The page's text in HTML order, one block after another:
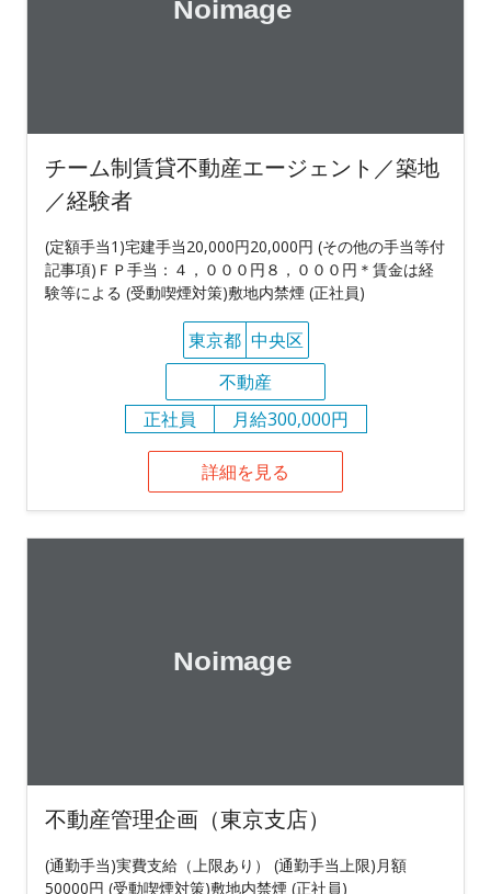
チーム制賃貸不動産エージェント／築地
／経験者
(定額手当1)宅建手当20,000円20,000円 (その他の手当等付
記事項)ＦＰ手当：４，０００円８，０００円＊賃金は経
験等による (受動喫煙対策)敷地内禁煙 (正社員)
東京都 中央区
不動産
正社員
月給300,000円
詳細を見る
不動産管理企画（東京支店）
(通勤手当)実費支給（上限あり） (通勤手当上限)月額
50000円 (受動喫煙対策)敷地内禁煙 (正社員)